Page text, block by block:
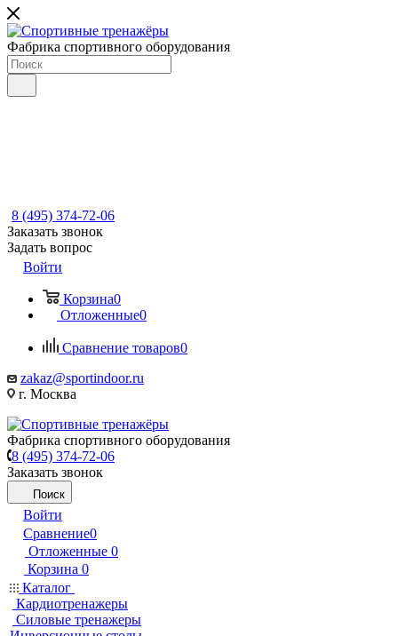
Фабрика спортивного оборудования
8 (495) 374-72-06
Заказать звонок
Задать вопрос
Войти
Корзина0
Отложенные0
Сравнение товаров0
zakaz@sportindoor.ru
г. Москва
Фабрика спортивного оборудования
8 (495) 374-72-06
Заказать звонок
Поиск
Войти
Сравнение0
Отложенные 0
Корзина 0
Каталог
Кардиотренажеры
Силовые тренажеры